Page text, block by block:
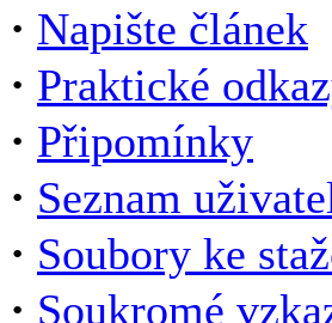
· Napište článek
· Praktické
· Připomínky
· Seznam
· Soubory ke
· Soukromé